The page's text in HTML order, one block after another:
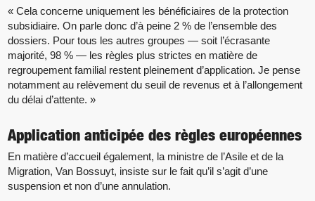
« Cela concerne uniquement les bénéficiaires de la protection
subsidiaire. On parle donc d’à peine 2 % de l’ensemble des
dossiers. Pour tous les autres groupes — soit l’écrasante
majorité, 98 % — les règles plus strictes en matière de
regroupement familial restent pleinement d’application. Je pense
notamment au relèvement du seuil de revenus et à l’allongement
du délai d’attente. »
Application anticipée des règles européennes
En matière d’accueil également, la ministre de l’Asile et de la
Migration, Van Bossuyt, insiste sur le fait qu’il s’agit d’une
suspension et non d’une annulation.